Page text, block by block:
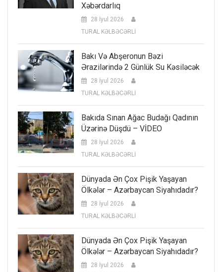
Xəbərdarlıq
28 İyul 2026
TURAL KƏLBƏCƏRLİ
Bakı Və Abşeronun Bəzi
Ərazilərində 2 Günlük Su Kəsiləcək
28 İyul 2026
TURAL KƏLBƏCƏRLİ
Bakıda Sınan Ağac Budağı Qadının
Üzərinə Düşdü – VİDEO
28 İyul 2026
TURAL KƏLBƏCƏRLİ
Dünyada Ən Çox Pişik Yaşayan
Ölkələr – Azərbaycan Siyahıdadır?
28 İyul 2026
TURAL KƏLBƏCƏRLİ
Dünyada Ən Çox Pişik Yaşayan
Ölkələr – Azərbaycan Siyahıdadır?
28 İyul 2026